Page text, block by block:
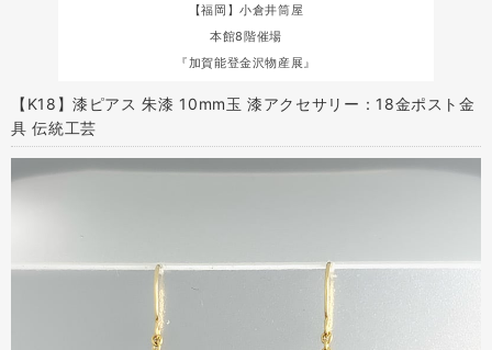
【福岡】小倉井筒屋
本館8階催場
『加賀能登金沢物産展』
【K18】漆ピアス 朱漆 10mm玉 漆アクセサリー：18金ポスト金
具 伝統工芸